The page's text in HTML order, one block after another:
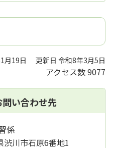
月19日 更新日 令和8年3月5日
アクセス数9077
い合わせ先
係
渋川市石原6番地1